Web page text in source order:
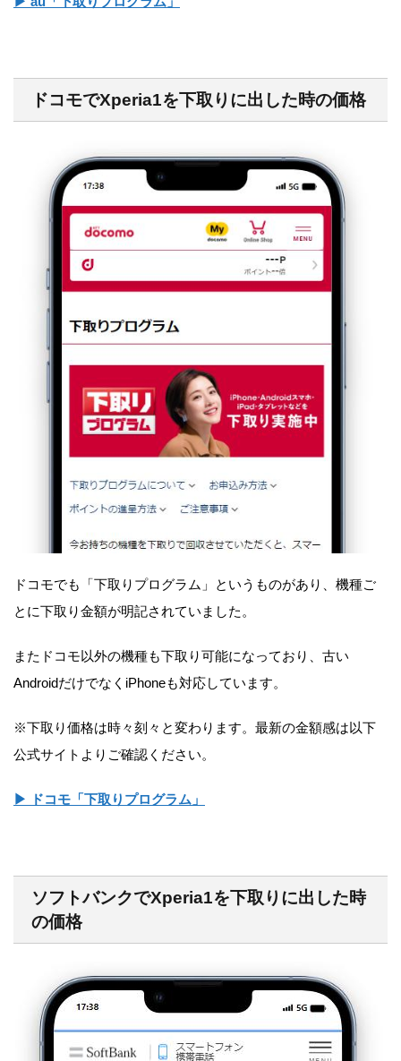
ドコモでXperia1を下取りに出した時の価格
ドコモでも「下取りプログラム」というものがあり、機種ご
とに下取り金額が明記されていました。
またドコモ以外の機種も下取り可能になっており、古い
AndroidだけでなくiPhoneも対応しています。
※下取り価格は時々刻々と変わります。最新の金額感は以下
公式サイトよりご確認ください。
▶ ドコモ「下取りプログラム」
ソフトバンクでXperia1を下取りに出した時
の価格